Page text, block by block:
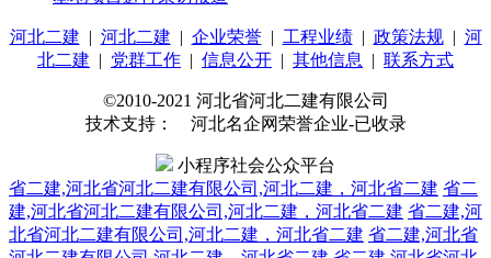
河北二建 | 河北二建 | 企业荣誉| 工程业绩| 政策法规| 河
北二建 | 党群工作 | 信息公开 | 其他信息 | 联系方式
©2010-2021 河北省河北二建有限公司
技术支持： 河北名企网荣誉企业-已收录
小程序社会公众平台
省二建,河北省河北二建有限公司,河北二建，河北省二建 省二
建,河北省河北二建有限公司,河北二建，河北省二建 省二建,河
北省河北二建有限公司,河北二建，河北省二建 省二建,河北省